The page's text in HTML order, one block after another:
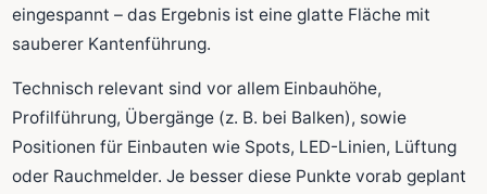
eingespannt – das Ergebnis ist eine glatte Fläche mit
sauberer Kantenführung.
Technisch relevant sind vor allem Einbauhöhe,
Profilführung, Übergänge (z. B. bei Balken), sowie
Positionen für Einbauten wie Spots, LED-Linien, Lüftung
oder Rauchmelder. Je besser diese Punkte vorab geplant